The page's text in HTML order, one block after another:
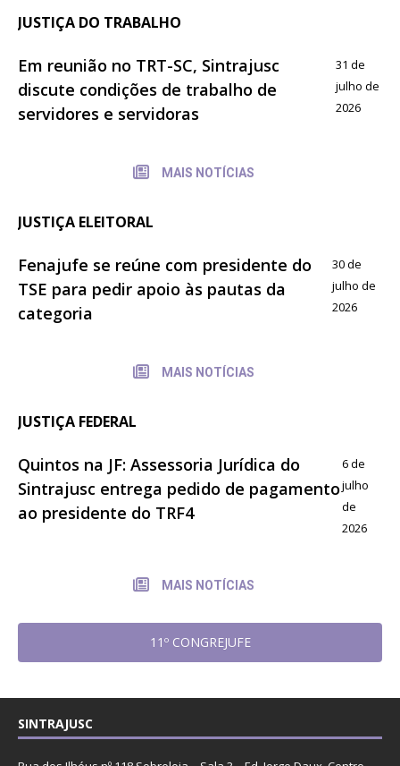
JUSTIÇA DO TRABALHO
Em reunião no TRT-SC, Sintrajusc
discute condições de trabalho de
servidores e servidoras
31 de
julho de
2026
MAIS NOTÍCIAS
JUSTIÇA ELEITORAL
Fenajufe se reúne com presidente do
TSE para pedir apoio às pautas da
categoria
30 de
julho de
2026
MAIS NOTÍCIAS
JUSTIÇA FEDERAL
Quintos na JF: Assessoria Jurídica do
Sintrajusc entrega pedido de pagamento
ao presidente do TRF4
6 de
julho
de
2026
MAIS NOTÍCIAS
11º CONGREJUFE
SINTRAJUSC